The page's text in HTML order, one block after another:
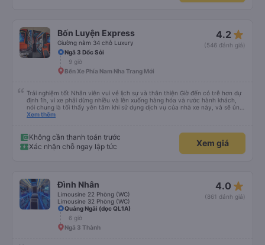
Bốn Luyện Express
Giường nằm 34 chỗ Luxury
4.2 star_rate
(546 đánh giá)
Ngã 3 Dốc Sỏi
9 giờ
Bến Xe Phía Nam Nha Trang Mới
Trải nghiệm tốt Nhân viên vui vẻ lịch sự và thân thiện Giờ đến có trễ hơn dự
định 1h, vì xe phải dừng nhiều và lên xuống hàng hóa và rước hành khách,
nói chung là tối thấy yên tâm khi sử dụng dịch vụ của nhà xe này, và sẽ ủng
hộ và giới thiệu cho người thân sử dụng dịch vụ của nhà xe này
Xem thêm
Không cần thanh toán trước
Xác nhận chỗ ngay lập tức
Xem giá
Đình Nhân
Limousine 22 Phòng (WC)
Limousine 32 Phòng (WC)
4.0 star_rate
(861 đánh giá)
Quảng Ngãi (dọc QL1A)
6 giờ
Ngã 3 Thành